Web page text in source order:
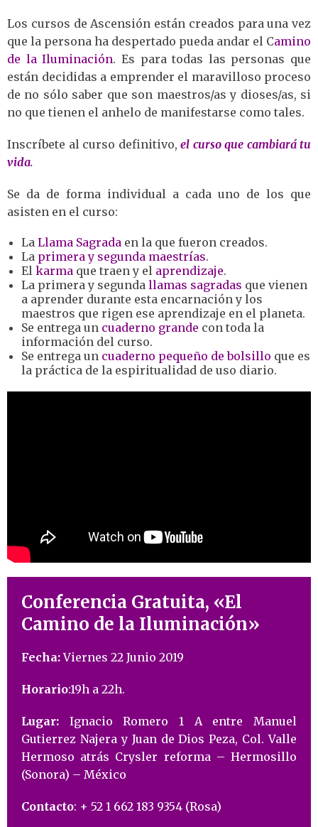
Los cursos de Ascensión están creados para una vez
que la persona ha despertado pueda andar el Camino
de la Iluminación. Es para todas las personas que
están decididas a emprender el maravilloso proceso
de no sólo saber que son maestros/as y dioses/as, si
no que tienen el anhelo de manifestarse como tales.
Inscríbete al curso definitivo, el curso que cambiará tu
vida.
Se da de forma individual a cada uno de los que
asisten en el curso:
La Llama Sagrada en la que fueron creados.
La primera y segunda maestrías.
El karma que traen y el aprendizaje.
La primera y segunda llamas sagradas que vienen
a aprender durante esta encarnación y los
maestros que rigen ese aprendizaje en el planeta.
Se entrega un cuaderno grande con toda la
información del curso.
Se entrega un cuaderno pequeño de bolsillo que es
la práctica de la espiritualidad de uso diario.
Conferencia Gratuita, «El
Camino de la Iluminación»
Fecha:Viernes 22 Junio 2019
Horario:19h a 22h.
Lugar: Ignacio Romero 1 A entre Manuel
Gutierrez Najera y Juan de Dios Peza, Col. Valle
Hermoso atrás Crysler reforma – Hermosillo
(Sonora) – México
Contacto: + 52 1 662 183 9354 (Rosa)